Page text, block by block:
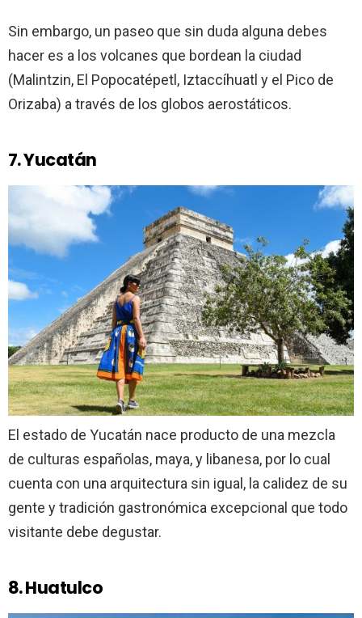
Sin embargo, un paseo que sin duda alguna debes
hacer es a los volcanes que bordean la ciudad
(Malintzin, El Popocatépetl, Iztaccíhuatl y el Pico de
Orizaba) a través de los globos aerostáticos.
7. Yucatán
El estado de Yucatán nace producto de una mezcla
de culturas españolas, maya, y libanesa, por lo cual
cuenta con una arquitectura sin igual, la calidez de su
gente y tradición gastronómica excepcional que todo
visitante debe degustar.
8. Huatulco